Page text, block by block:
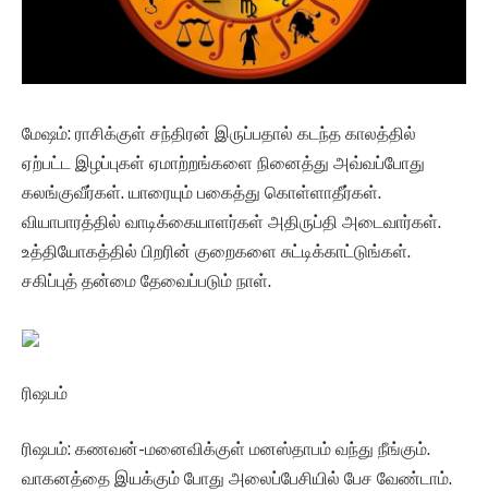
மேஷம்: ராசிக்குள் சந்திரன் இருப்பதால் கடந்த காலத்தில்
ஏற்பட்ட இழப்புகள் ஏமாற்றங்களை நினைத்து அவ்வப்போது
கலங்குவீர்கள். யாரையும் பகைத்து கொள்ளாதீர்கள்.
வியாபாரத்தில் வாடிக்கையாளர்கள் அதிருப்தி அடைவார்கள்.
உத்தியோகத்தில் பிறரின் குறைகளை சுட்டிக்காட்டுங்கள்.
சகிப்புத் தன்மை தேவைப்படும் நாள்.
ரிஷபம்
ரிஷபம்: கணவன்-மனைவிக்குள் மனஸ்தாபம் வந்து நீங்கும்.
வாகனத்தை இயக்கும் போது அலைப்பேசியில் பேச வேண்டாம்.